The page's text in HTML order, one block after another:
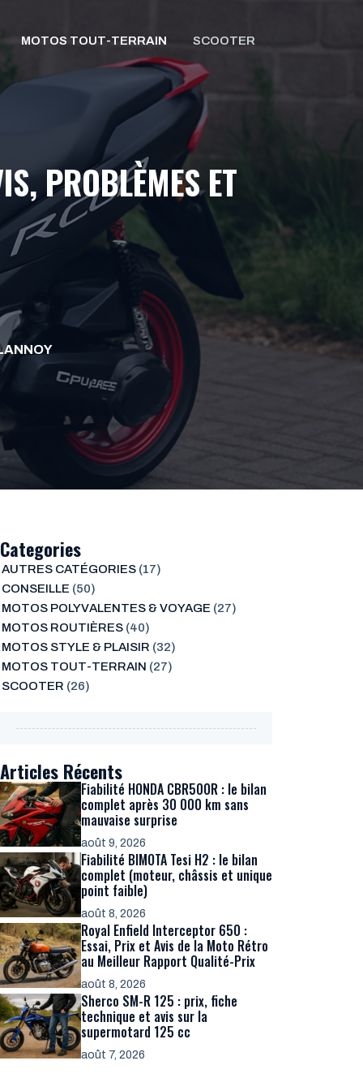
MOTOS TOUT-TERRAIN SCOOTER
PROBLÈMES ET
Categories
AUTRES CATÉGORIES(17)
CONSEILLE (50)
MOTOS POLYVALENTES & VOYAGE (27)
MOTOS ROUTIÈRES(40)
MOTOS STYLE & PLAISIR (32)
MOTOS TOUT-TERRAIN (27)
SCOOTER (26)
Articles Récents
Fiabilité HONDA CBR500R : le bilan
complet après 30 000 km sans
mauvaise surprise
août 9, 2026
Fiabilité BIMOTA Tesi H2 : le bilan
complet (moteur, châssis et unique
point faible)
août 8, 2026
Royal Enfield Interceptor 650 :
Essai, Prix et Avis de la Moto Rétro
au Meilleur Rapport Qualité-Prix
août 8, 2026
Sherco SM-R 125 : prix, fiche
technique et avis sur la
supermotard 125 cc
août 7, 2026